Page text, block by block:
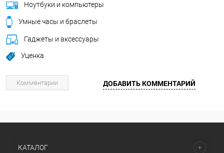
Ноутбуки и компьютеры
Умные часы и браслеты
Гаджеты и аксессуары
Уценка
Комментарии ДОБАВИТЬ КОММЕНТАРИЙ
КАТАЛОГ